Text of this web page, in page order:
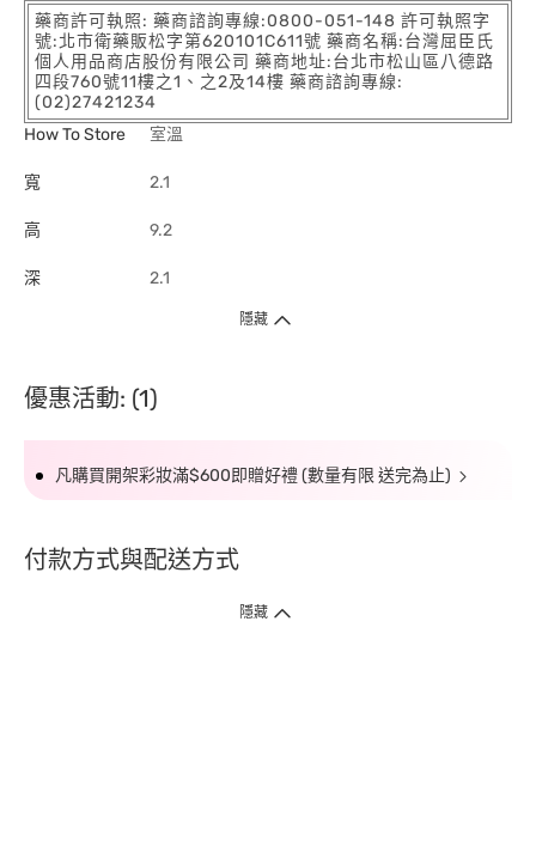
藥商許可執照: 藥商諮詢專線:0800-051-148 許可執照字
號:北市衛藥販松字第620101C611號 藥商名稱:台灣屈臣氏
個人用品商店股份有限公司 藥商地址:台北市松山區八德路
四段760號11樓之1、之2及14樓 藥商諮詢專線:
(02)27421234
How To Store
室溫
寬 2.1
高 9.2
深 2.1
隱藏
優惠活動: (1)
凡購買開架彩妝滿$600即贈好禮 (數量有限 送完為止)
付款方式與配送方式
隱藏